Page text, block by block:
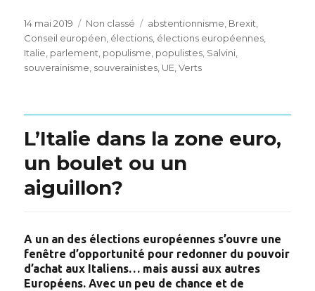
Posted
on
14 mai 2019 Categories
Non classé Tags
abstentionnisme, Brexit,
Conseil européen, élections, élections européennes,
Italie, parlement, populisme, populistes, Salvini,
souverainisme, souverainistes, UE,Verts
L’Italie dans la zone euro,
un boulet ou un
aiguillon?
A un an des élections européennes s’ouvre une
fenêtre d’opportunité pour redonner du pouvoir
d’achat aux Italiens… mais aussi aux autres
Européens. Avec un peu de chance et de